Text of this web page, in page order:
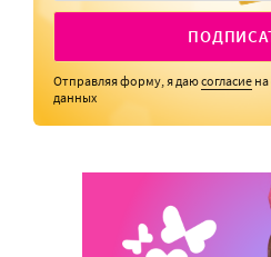
Отправляя форму, я даюсогласие
данных